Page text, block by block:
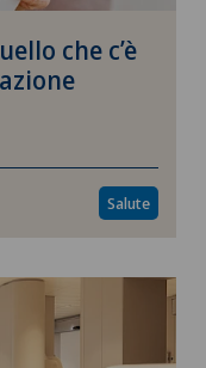
che c’è
Salute